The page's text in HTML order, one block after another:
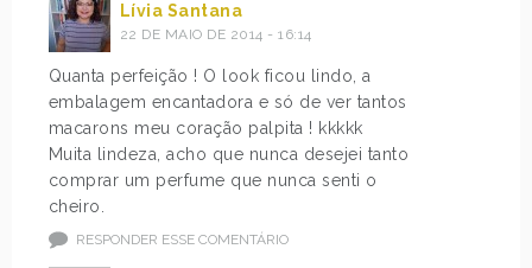
Lívia Santana
22 DE MAIO DE 2014 - 16:14
Quanta perfeição ! O look ficou lindo, a
embalagem encantadora e só de ver tantos
macarons meu coração palpita ! kkkkk
Muita lindeza, acho que nunca desejei tanto
comprar um perfume que nunca senti o
cheiro.
RESPONDER ESSE COMENTÁRIO